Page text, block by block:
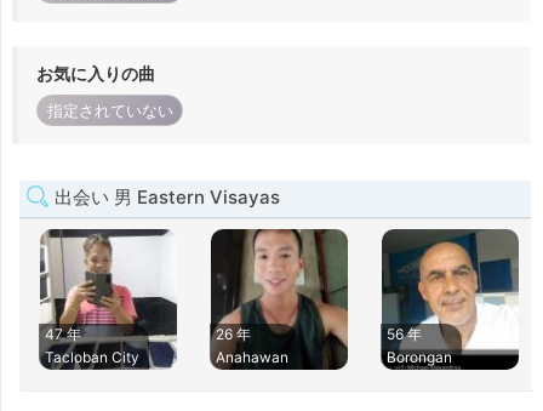
お気に入りの曲
指定されていない
出会い 男 Eastern Visayas
47 年
Tacloban City
26 年
Anahawan
56 年
Borongan